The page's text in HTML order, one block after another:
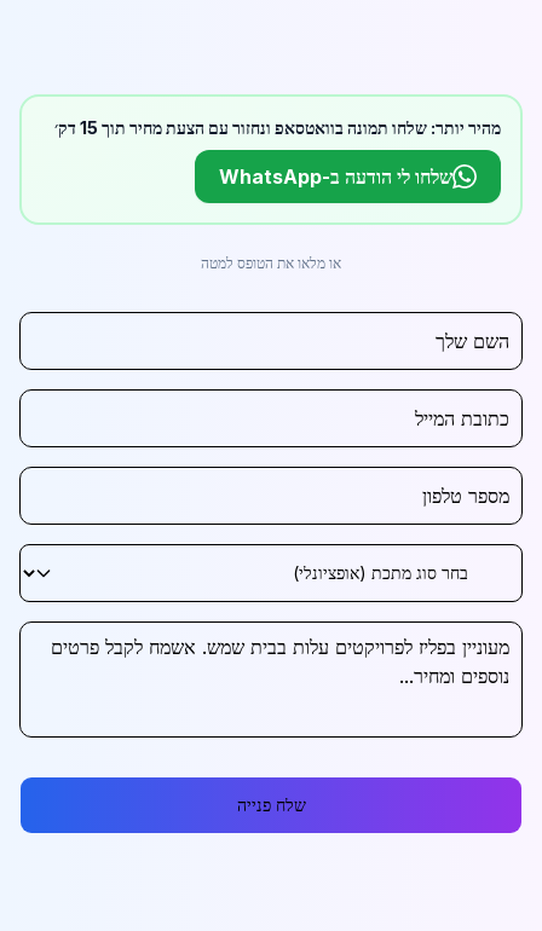
מהיר יותר: שלחו תמונה בוואטסאפ ונחזור עם הצעת מחיר תוך 15 דק׳
שלחו לי הודעה ב-WhatsApp
או מלאו את הטופס למטה
שלח פנייה